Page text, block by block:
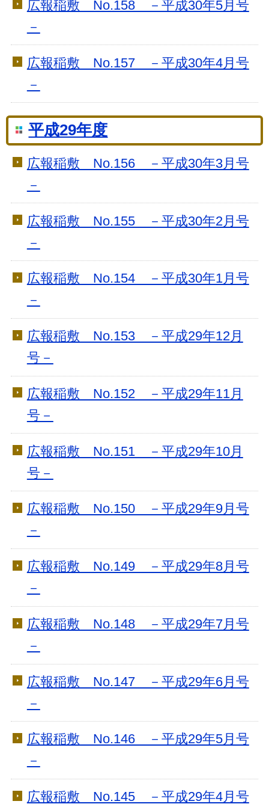
広報稲敷 No.158 －平成30年5月号
－
広報稲敷 No.157 －平成30年4月号
－
平成29年度
広報稲敷 No.156 －平成30年3月号
－
広報稲敷 No.155 －平成30年2月号
－
広報稲敷 No.154 －平成30年1月号
－
広報稲敷 No.153 －平成29年12月
号－
広報稲敷 No.152 －平成29年11月
号－
広報稲敷 No.151 －平成29年10月
号－
広報稲敷 No.150 －平成29年9月号
－
広報稲敷 No.149 －平成29年8月号
－
広報稲敷 No.148 －平成29年7月号
－
広報稲敷 No.147 －平成29年6月号
－
広報稲敷 No.146 －平成29年5月号
－
広報稲敷 No.145 －平成29年4月号